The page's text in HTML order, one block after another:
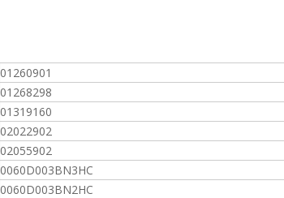
01260901
01268298
01319160
02022902
02055902
0060D003BN3HC
0060D003BN2HC